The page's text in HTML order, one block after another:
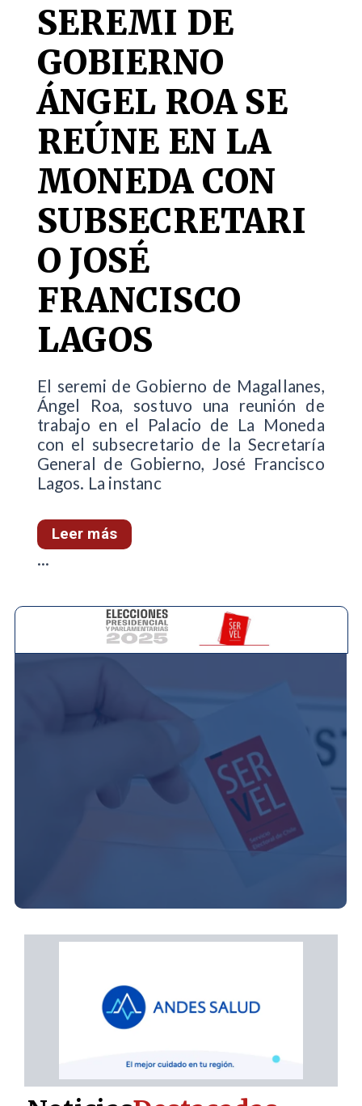
SEREMI DE
GOBIERNO
ÁNGEL ROA SE
REÚNE EN LA
MONEDA CON
SUBSECRETARI
O JOSÉ
FRANCISCO
LAGOS
El seremi de Gobierno de Magallanes,
Ángel Roa, sostuvo una reunión de
trabajo en el Palacio de La Moneda
con el subsecretario de la Secretaría
General de Gobierno, José Francisco
Lagos. La instanc
Leer más
...